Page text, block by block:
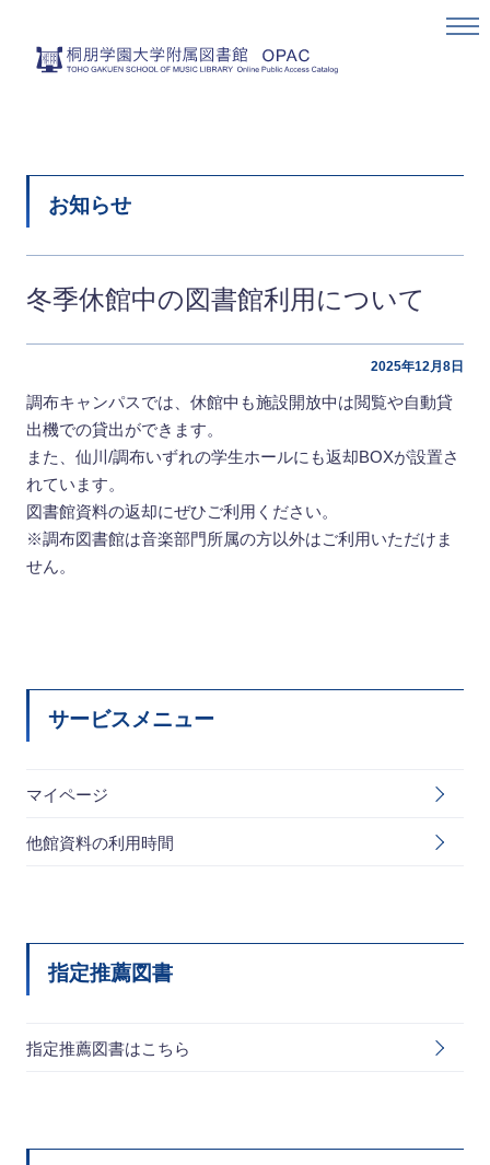
お知らせ
冬季休館中の図書館利用について
2025年12月8日
調布キャンパスでは、休館中も施設開放中は閲覧や自動貸
出機での貸出ができます。
また、仙川/調布いずれの学生ホールにも返却BOXが設置さ
れています。
図書館資料の返却にぜひご利用ください。
※調布図書館は音楽部門所属の方以外はご利用いただけま
せん。
サービスメニュー
マイページ
他館資料の利用時間
指定推薦図書
指定推薦図書はこちら